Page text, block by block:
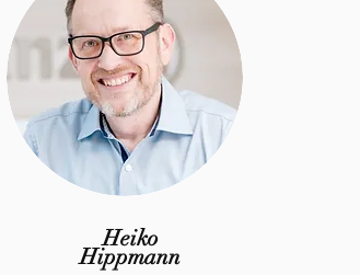
Heiko
Hippmann